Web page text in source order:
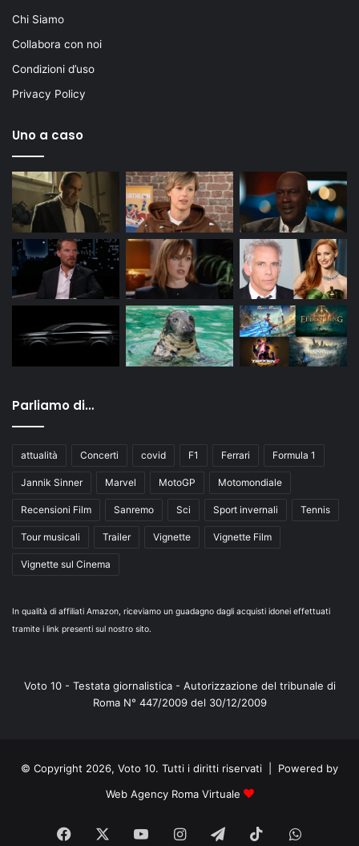
Chi Siamo
Collabora con noi
Condizioni d’uso
Privacy Policy
Uno a caso
Parliamo di…
attualità Concerti covid F1 Ferrari Formula 1
Jannik Sinner Marvel MotoGP Motomondiale
Recensioni Film Sanremo Sci Sport invernali Tennis
Tour musicali Trailer Vignette Vignette Film
Vignette sul Cinema
In qualità di affiliati Amazon, riceviamo un guadagno dagli acquisti idonei effettuati
tramite i link presenti sul nostro sito.
Voto 10 - Testata giornalistica - Autorizzazione del tribunale di
Roma N° 447/2009 del 30/12/2009
© Copyright 2026, Voto 10. Tutti i diritti riservati | Powered by
Web Agency Roma Virtuale
Facebook You Instagram
TelegramTikTok